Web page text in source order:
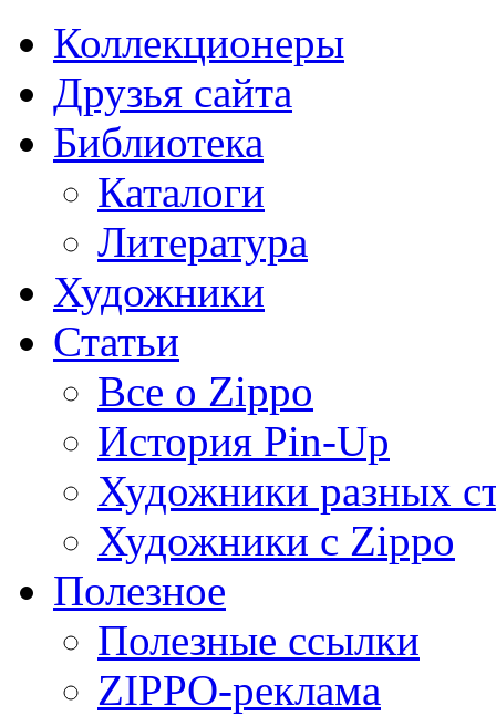
Коллекционеры
Друзья сайта
Библиотека
Каталоги
Литература
Художники
Статьи
Все о Zippo
История Pin-Up
Художники разных
Художники с Zippo
Полезное
Полезные ссылки
ZIPPO-реклама